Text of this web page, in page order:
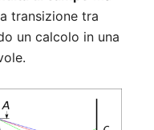
transizione tra
un calcolo in una